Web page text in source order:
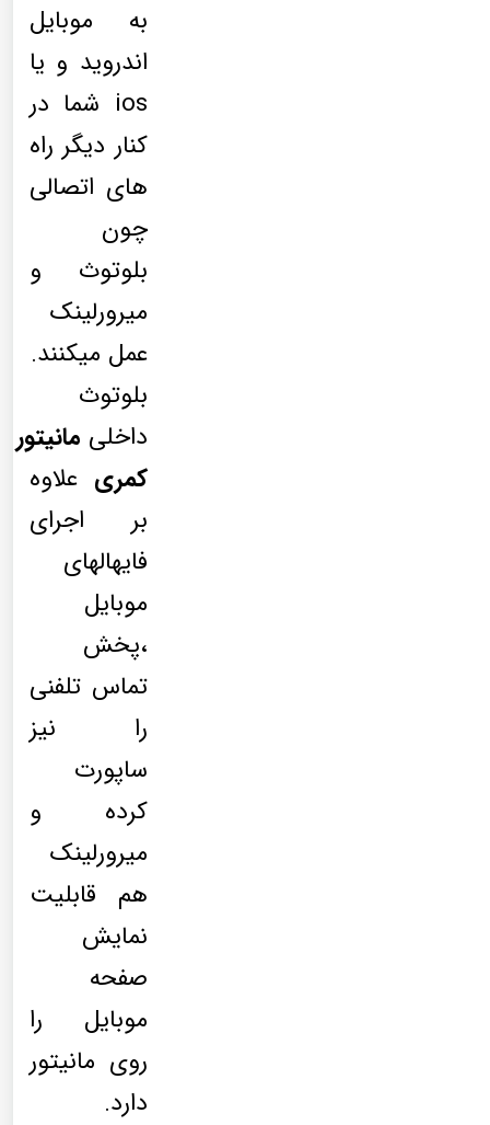
به موبایل
اندروید و یا
ios شما در
کنار دیگر راه
های اتصالی
چون
بلوتوث و
میرورلینک
عمل میکنند.
بلوتوث
داخلی مانیتور
کمری علاوه
بر اجرای
فایهالهای
موبایل
،پخش
تماس تلفنی
را نیز
ساپورت
کرده و
میرورلینک
هم قابلیت
نمایش
صفحه
موبایل را
روی مانیتور
دارد.